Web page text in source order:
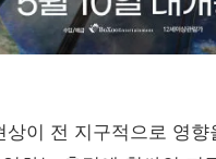
이 전 지구적으로 영